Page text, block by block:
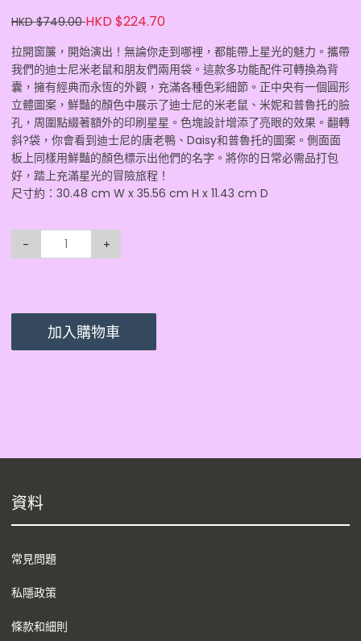
HKD $749.00HKD $224.70
拉開窗簾，開始演出！無論你走到哪裡，都能帶上星光的魅力。攜帶
我們的迪士尼米老鼠和朋友們兩用袋。這款多功能配件可轉換為背
囊，擁有經典而永恆的外觀，充滿各種色彩細節。正中央有一個圓形
立體圖案，鮮豔的顏色中展示了迪士尼的米老鼠、米妮和普魯托的臉
孔，周圍點綴著額外的印刷星星。色塊設計增添了亮眼的效果。翻轉
斜?袋，你會看到迪士尼的唐老鴨、Daisy和普魯托的圖案。側面面
板上同樣用鮮豔的顏色標示出他們的名字。將你的日常必需品打包
好，踏上充滿星光的冒險旅程！
尺寸約：30.48 cm W x 35.56 cm H x 11.43 cm D
- +
加入購物車
資料
常見問題
私隱政策
條款和細則